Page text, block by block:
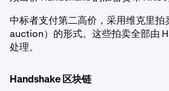
中标者支付第二高价，采用维克里
auction）的形式。这些拍卖全部由
处理。
Handshake 区块链